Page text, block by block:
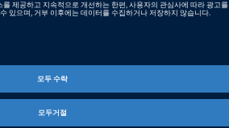
연결하기 위한 GMSL 또는 FPD-
를 통해 AUTERA AutoBox에 통합할
렬 변환기를 지원하는 모듈형 PCIe
로토타이핑을 위한 카메라에 직접 연